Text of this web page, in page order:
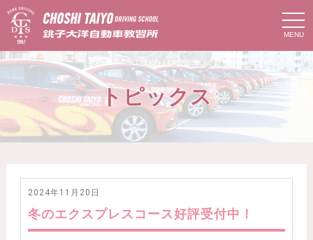
t
o
g
g
e
トピックス
2024年11月20日
冬のエクスプレスコース好評受付中！